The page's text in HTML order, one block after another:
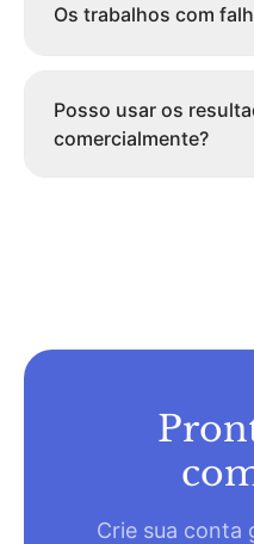
Os trabalhos com
Posso usar os
comercialmente?
Crie sua conta